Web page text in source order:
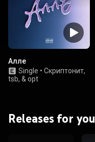
Алле
Single • Скриптонит,
tsb, & opt
Releases for you